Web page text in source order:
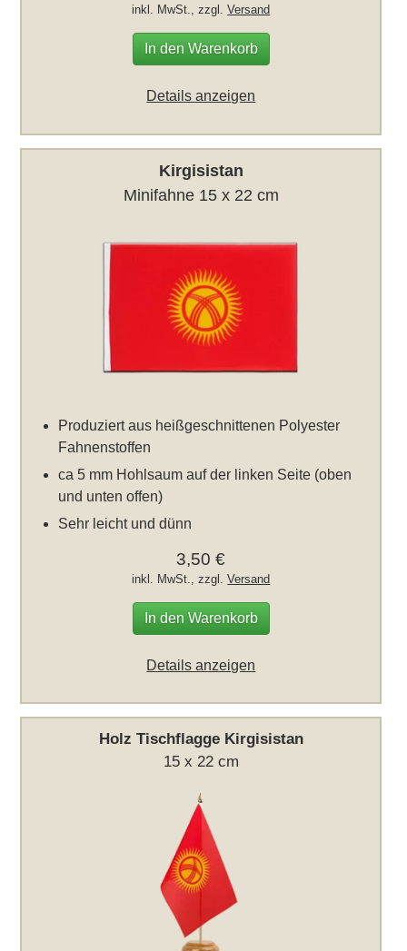
inkl. MwSt., zzgl.Versand
In den Warenkorb
Details anzeigen
Kirgisistan
Minifahne 15 x 22 cm
Produziert aus heißgeschnittenen Polyester
Fahnenstoffen
ca 5 mm Hohlsaum auf der linken Seite (oben
und unten offen)
Sehr leicht und dünn
3,50 €
inkl. MwSt., zzgl.Versand
In den Warenkorb
Details anzeigen
Holz Tischflagge Kirgisistan
15 x 22 cm